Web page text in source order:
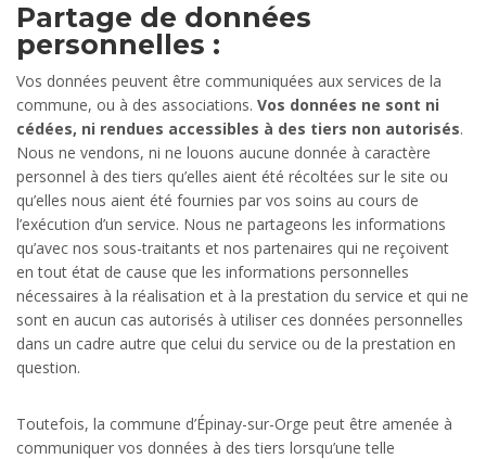
Partage de données
personnelles :
Vos données peuvent être communiquées aux services de la
commune, ou à des associations. Vos données ne sont ni
cédées, ni rendues accessibles à des tiers non autorisés.
Nous ne vendons, ni ne louons aucune donnée à caractère
personnel à des tiers qu’elles aient été récoltées sur le site ou
qu’elles nous aient été fournies par vos soins au cours de
l’exécution d’un service. Nous ne partageons les informations
qu’avec nos sous-traitants et nos partenaires qui ne reçoivent
en tout état de cause que les informations personnelles
nécessaires à la réalisation et à la prestation du service et qui ne
sont en aucun cas autorisés à utiliser ces données personnelles
dans un cadre autre que celui du service ou de la prestation en
question.
Toutefois, la commune d’Épinay-sur-Orge peut être amenée à
communiquer vos données à des tiers lorsqu’une telle